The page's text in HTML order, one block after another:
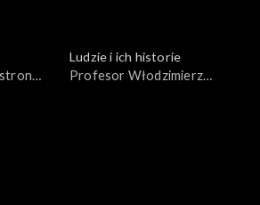
Ludzie i ich historie
Profesor Włodzimierz